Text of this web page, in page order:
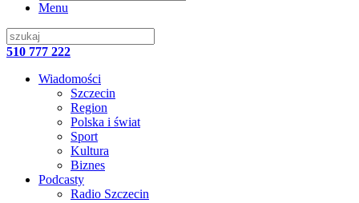
Menu
510 777 222
Wiadomości
Szczecin
Region
Polska i świat
Sport
Kultura
Biznes
Podcasty
Radio Szczecin